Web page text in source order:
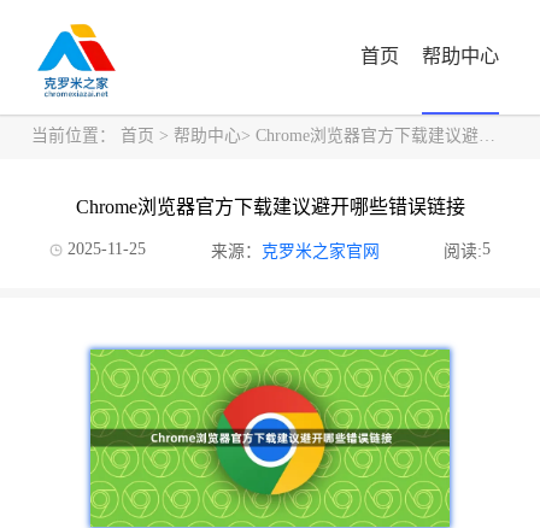
首页 帮助中心
当前位置： 首页 > 帮助中心> Chrome浏览器官方下载建议避开哪些错误链接
Chrome浏览器官方下载建议避开哪些错误链接
2025-11-25 来源： 克罗米之家官网 阅读:5